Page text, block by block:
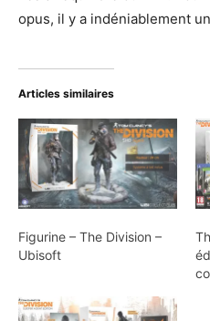
opus, il y a indéniablement
Articles similaires
Figurine – The Division –
Ubisoft